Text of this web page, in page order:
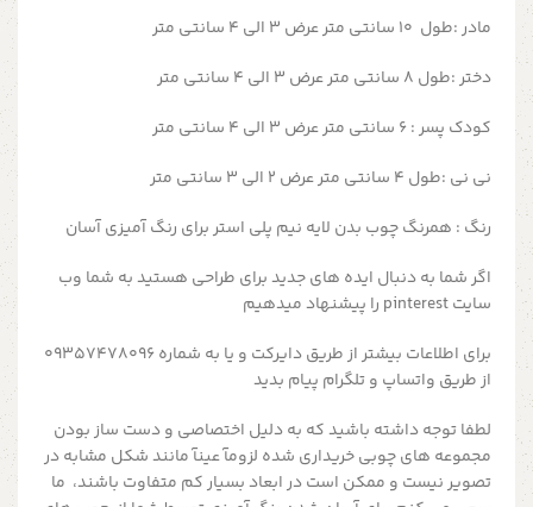
مادر :طول ۱۰ سانتی متر عرض ۳ الی ۴ سانتی متر
دختر :طول ۸ سانتی متر عرض ۳ الی ۴ سانتی متر
کودک پسر : ۶ سانتی متر عرض ۳ الی ۴ سانتی متر
نی نی :طول ۴ سانتی متر عرض ۲ الی ۳ سانتی متر
رنگ : همرنگ چوب بدن لایه نیم پلی استر برای رنگ آمیزی آسان
اگر شما به دنبال ایده های جدید برای طراحی هستید به شما وب
سایت pinterest را پیشنهاد میدهیم
برای اطلاعات بیشتر از طریق دایرکت و یا به شماره 09357478096
از طریق واتساپ و تلگرام پیام بدید
لطفا توجه داشته باشید که به دلیل اختصاصی و دست ساز بودن
مجموعه های چوبی خریداری شده لزومآ عینآ مانند شکل مشابه در
تصویر نیست و ممکن است در ابعاد بسیار کم متفاوت باشند، ما